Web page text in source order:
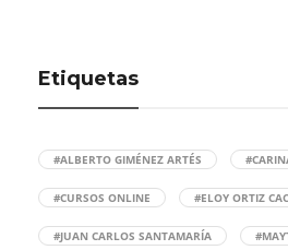
Etiquetas
#ALBERTO GIMÉNEZ ARTÉS
#CURSOS ONLINE #ELOY ORTIZ
#JUAN CARLOS SANTAMARÍA